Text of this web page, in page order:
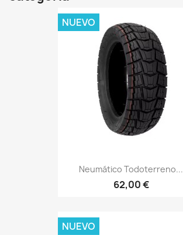
Neumático Todoterreno...
62,00 €
NUEVO
NUEVO